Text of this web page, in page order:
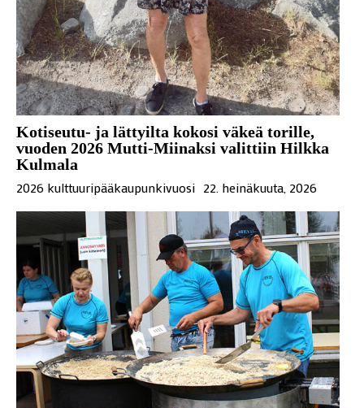
Kotiseutu- ja lättyilta kokosi väkeä torille,
vuoden 2026 Mutti-Miinaksi valittiin Hilkka
Kulmala
2026 kulttuuripääkaupunkivuosi 22. heinäkuuta, 2026